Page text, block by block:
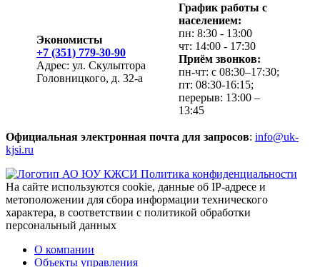
Экономисты
+7 (351) 779-30-90
Адрес: ул. Скульптора
Головницкого, д. 32-а
График работы с
населением:
пн: 8:30 - 13:00
чт: 14:00 - 17:30
Приём звонков:
пн-чт: с 08:30–17:30;
пт: 08:30-16:15;
перерыв: 13:00 –
13:45
Официальная электронная почта для запросов: info@uk-
kjsi.ru
Политика конфиденциальности
На сайте используются cookie, данные об IP-адресе и
метоположении для сбора информации технического
характера, в соответствии с политикой обработки
персональный данных
О компании
Объекты управления